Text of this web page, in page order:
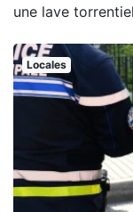
une lave
Locales